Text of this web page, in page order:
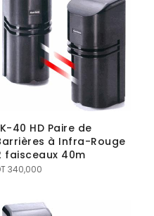
40 HD Paire de
à Infra-Rouge
faisceaux 40m
340,000